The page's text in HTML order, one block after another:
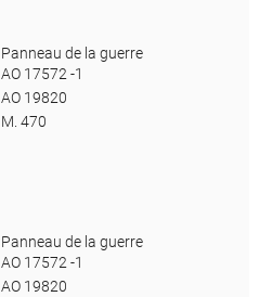
Panneau de la guerre
AO 17572 -1
AO 19820
M. 470
Panneau de la guerre
AO 17572 -1
AO 19820